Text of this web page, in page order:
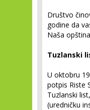
Društvo
godine da
Naša
Tuzlanski
U oktobru
potpis Riste
Tuzlanski
(uredničku